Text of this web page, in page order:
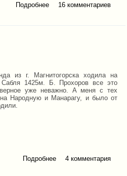
Подробнее
о Путевые записки с
16 комментариев
из г. Магнитогорска ходила на
Сабля 1425м. Б. Прохоров все это
уже неважно. А меня с тех
Народную и Манарагу, и было от
Подробнее
о Как мы на Манарагу
4 комментария